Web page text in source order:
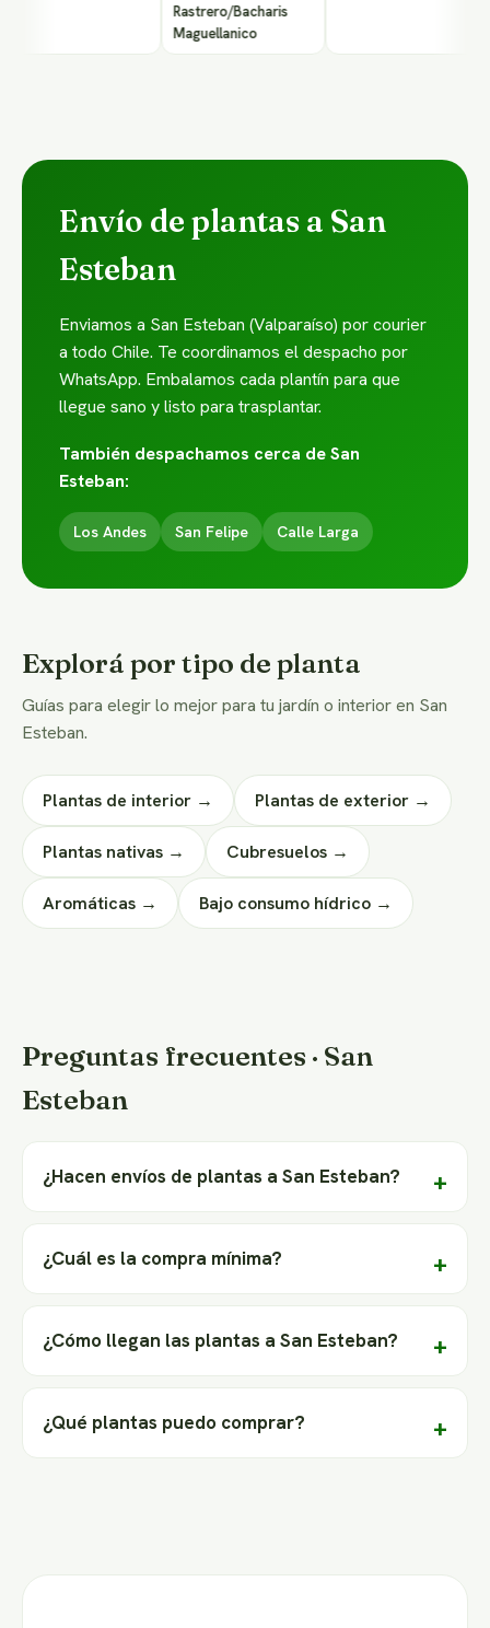
Rastrero/Bacharis
Maguellanico
Envío de plantas a San
Esteban
Enviamos a San Esteban (Valparaíso) por courier
a todo Chile. Te coordinamos el despacho por
WhatsApp. Embalamos cada plantín para que
llegue sano y listo para trasplantar.
También despachamos cerca de San
Esteban:
Los Andes San Felipe Calle Larga
Explorá por tipo de planta
Guías para elegir lo mejor para tu jardín o interior en San
Esteban.
Plantas de interior → Plantas de exterior →
Plantas nativas → Cubresuelos →
Aromáticas → Bajo consumo hídrico →
Preguntas frecuentes · San
Esteban
¿Hacen envíos de plantas a San Esteban?
¿Cuál es la compra mínima?
¿Cómo llegan las plantas a San Esteban?
¿Qué plantas puedo comprar?